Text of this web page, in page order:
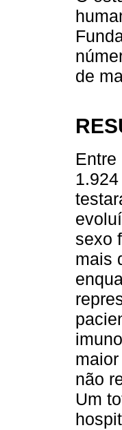
de
Entre
sexo
mais
não
Um